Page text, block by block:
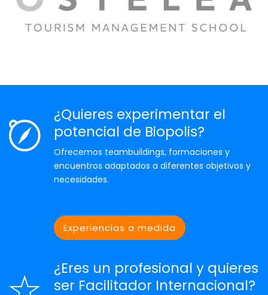
¿Quieres experimentar el
potencial de Biopolis?
Ofrecemos teambuildings, formaciones y
encuentros adaptados a diferentes objetivos y
necesidades.
Experiencias a medida
¿Eres un profesional y quieres
ser Facilitador Internacional?